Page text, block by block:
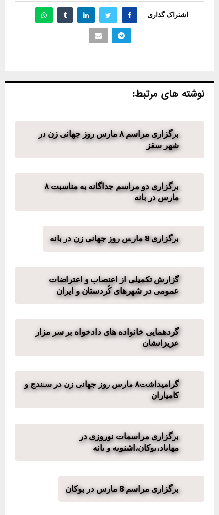
اشتراک گذاری
نوشته های مرتبط:
برگزاری مراسم ٨ مارس روز جهانی زن در
شهر سقز
برگزاری دو مراسم جداگانه به مناسبت ۸
مارس در بانه
برگزاری 8 مارس روز جهانی زن در بانه
گزارش تکمیلی از اعتصاب و اعتراضات
عمومی در شهرهای کُردستان و ایران
گردهمایی خانواده های دادخواه بر سر مزار
عزیزانشان
گرامیداشت۸ مارس روز جهانی زن در سنندج و
کامیاران
برگزاری مراسمات نوروزی در
مهاباد،بوکان،اشنویه و بانه
برگزاری مراسم 8 مارس در بوکان